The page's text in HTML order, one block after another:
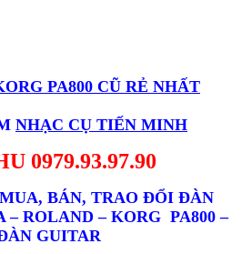
ĐÀN VÀ DÒNG
TRỊ NHẠC CỤ - ĐƯA
LÝ NHẤT.
TRONG THỜI GIAN
PA800
TRAO ĐỔI NHẠC CỤ
CŨ LẤY MỚI - NÂNG
PA800 CŨ RẺ NHẤT
NHẠC CỤ TIẾN MINH
0979.93.97.90
BÁN, TRAO ĐỔI ĐÀN
– ROLAND – KORG PA800 –
GUITAR